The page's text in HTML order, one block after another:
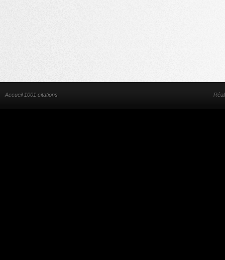
Accueil 1001 citations